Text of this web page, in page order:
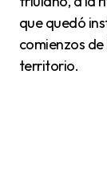
que quedó
comienzos
territorio.